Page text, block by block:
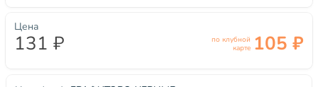
Цена
131 ₽
по клубной
карте 105 ₽